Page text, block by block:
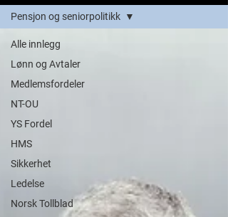
Alle innlegg
Lønn og Avtaler
Medlemsfordeler
NT-OU
YS Fordel
HMS
Sikkerhet
Ledelse
Norsk Tollblad
Pensjon og seniorpolitikk